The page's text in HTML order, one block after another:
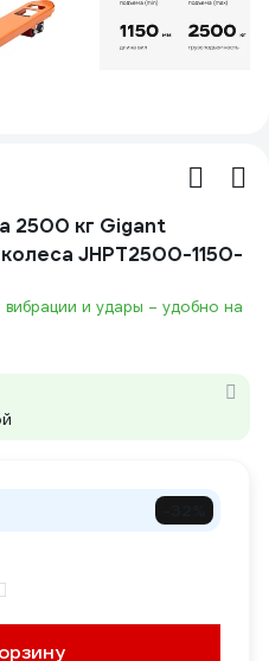
2500 кг Gigant
JHPT2500-1150-
и удары – удобно на